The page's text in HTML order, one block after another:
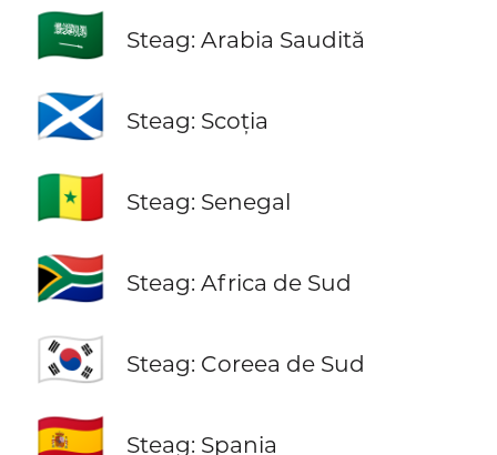
🇸🇦 Steag: Arabia Saudită
🏴󠁧󠁢󠁳󠁣󠁴󠁿 Steag: Scoția
🇸🇳 Steag: Senegal
🇿🇦 Steag: Africa de Sud
🇰🇷 Steag: Coreea de Sud
🇪🇸 Steag: Spania